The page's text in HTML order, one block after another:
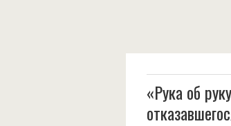
«Рука об